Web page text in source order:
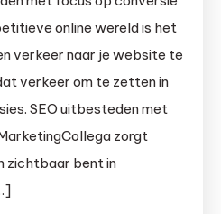
online wereld is het
verkeer naar je website te
verkeer om te zetten in
SEO uitbesteden met
zorgt
zichtbaar bent in